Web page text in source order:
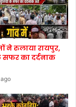
ने रुलाया रायपुर,
का दर्दनाक